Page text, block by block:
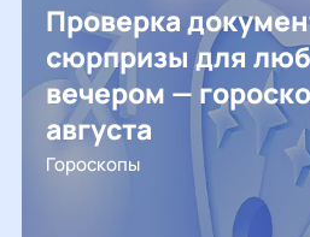
Проверка
сюрпризы для
вечером —
августа
Гороскопы